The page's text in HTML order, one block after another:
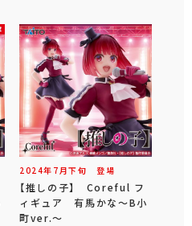
2024年 7 月下旬 登場
【推しの子】 Coreful フ
ィギュア 有馬かな～B小
町ver.～